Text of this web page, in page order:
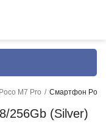
Poco M7 Pro / Смартфон Poco
256Gb (Silver)